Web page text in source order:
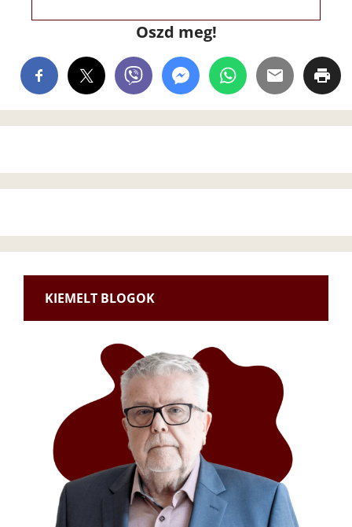
Oszd meg!
KIEMELT BLOGOK